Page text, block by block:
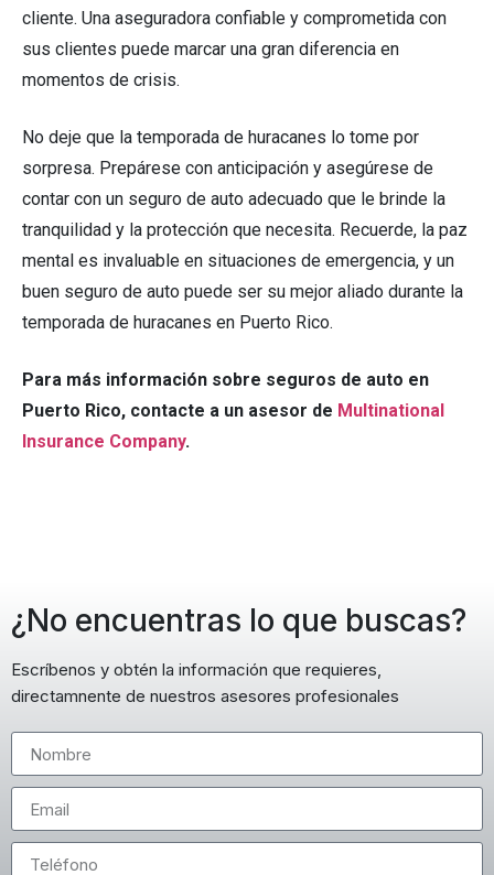
cliente. Una aseguradora confiable y comprometida con
sus clientes puede marcar una gran diferencia en
momentos de crisis.
No deje que la temporada de huracanes lo tome por
sorpresa. Prepárese con anticipación y asegúrese de
contar con un seguro de auto adecuado que le brinde la
tranquilidad y la protección que necesita. Recuerde, la paz
mental es invaluable en situaciones de emergencia, y un
buen seguro de auto puede ser su mejor aliado durante la
temporada de huracanes en Puerto Rico.
Para más información sobre seguros de auto en
Puerto Rico, contacte a un asesor de Multinational
Insurance Company.
¿No encuentras lo que buscas?
Escríbenos y obtén la información que requieres,
directamnente de nuestros asesores profesionales